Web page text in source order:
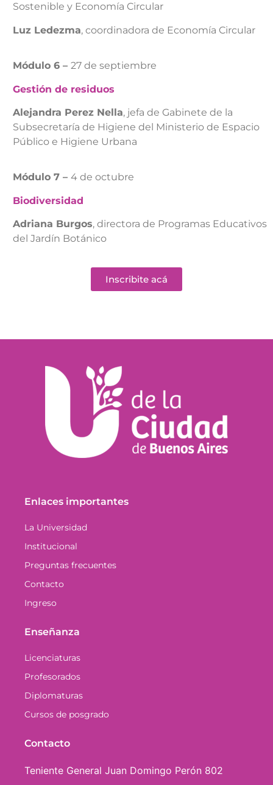
Sostenible y Economía Circular
Luz Ledezma, coordinadora de Economía Circular
Módulo 6 – 27 de septiembre
Gestión de residuos
Alejandra Perez Nella, jefa de Gabinete de la
Subsecretaría de Higiene del Ministerio de Espacio
Público e Higiene Urbana
Módulo 7 – 4 de octubre
Biodiversidad
Adriana Burgos, directora de Programas Educativos
del Jardín Botánico
Inscribite acá
Enlaces importantes
La Universidad
Institucional
Preguntas frecuentes
Contacto
Ingreso
Enseñanza
Licenciaturas
Profesorados
Diplomaturas
Cursos de posgrado
Contacto
Teniente General Juan Domingo Perón 802